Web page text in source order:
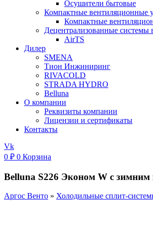
Осушители бытовые
Компактные вентиляционные
Компактные
Децентрализованные системы
AirTS
Дилер
SMENA
Тион Инжиниринг
RIVACOLD
STRADA HYDRO
Belluna
О компании
Реквизиты компании
Лицензии и сертификаты
Контакты
Vk
0 ₽ 0 Корзина
Belluna S226 Эконом W с
Аргос Венто » Холодильные сплит-